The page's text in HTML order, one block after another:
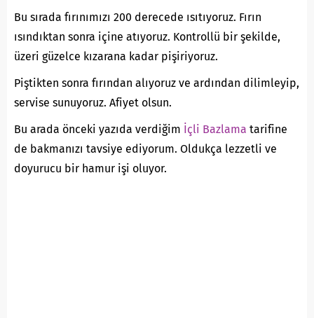
Bu sırada fırınımızı 200 derecede ısıtıyoruz. Fırın
ısındıktan sonra içine atıyoruz. Kontrollü bir şekilde,
üzeri güzelce kızarana kadar pişiriyoruz.
Piştikten sonra fırından alıyoruz ve ardından dilimleyip,
servise sunuyoruz. Afiyet olsun.
Bu arada önceki yazıda verdiğim İçli Bazlama tarifine
de bakmanızı tavsiye ediyorum. Oldukça lezzetli ve
doyurucu bir hamur işi oluyor.